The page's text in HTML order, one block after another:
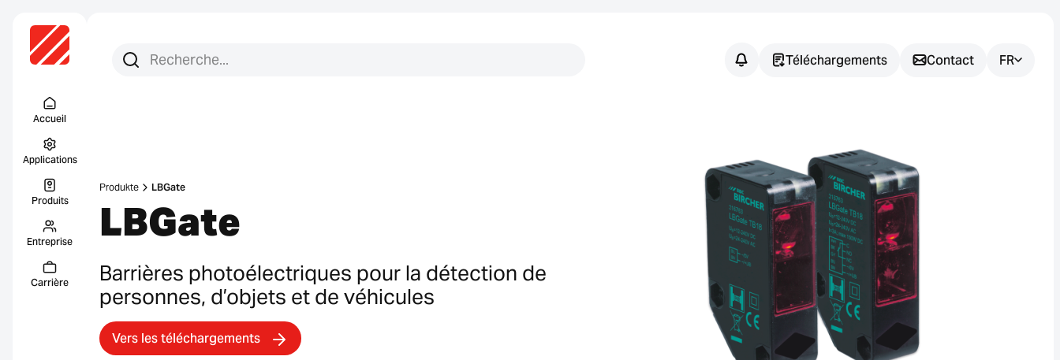
Accueil
Applications
Produits
Entreprise
Carrière
Recherchez :
Recherche
Téléchargements Contact FR
Produkte LBGate
LBGate
Barrières photoélectriques pour la détection de
personnes, d’objets et de véhicules
Vers les téléchargements
questions ?
Nous vous aidons à trouver la
solution de capteur adaptée à
votre application.